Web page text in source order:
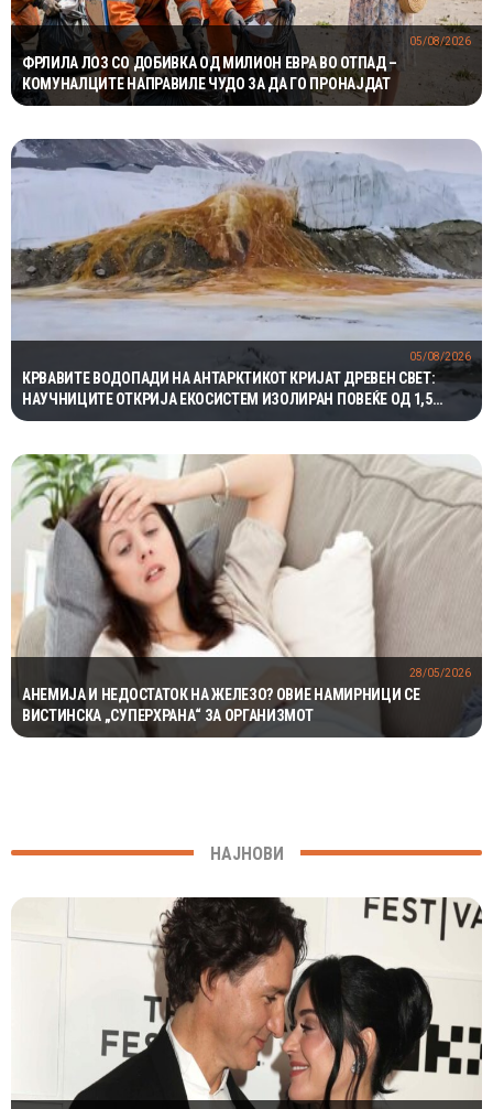
ФРЛИЛА ЛОЗ СО ДОБИВКА ОД МИЛИОН ЕВРА ВО ОТПАД –
КОМУНАЛЦИТЕ НАПРАВИЛЕ ЧУДО ЗА ДА ГО ПРОНАЈДАТ
05/08/2026
КРВАВИТЕ ВОДОПАДИ НА АНТАРКТИКОТ КРИЈАТ ДРЕВЕН СВЕТ:
НАУЧНИЦИТЕ ОТКРИЈА ЕКОСИСТЕМ ИЗОЛИРАН ПОВЕЌЕ ОД 1,5
МИЛИОНИ ГОДИНИ
05/08/2026
АНЕМИЈА И НЕДОСТАТОК НА ЖЕЛЕЗО? ОВИЕ НАМИРНИЦИ СЕ
ВИСТИНСКА „СУПЕРХРАНА“ ЗА ОРГАНИЗМОТ
28/05/2026
НАЈНОВИ